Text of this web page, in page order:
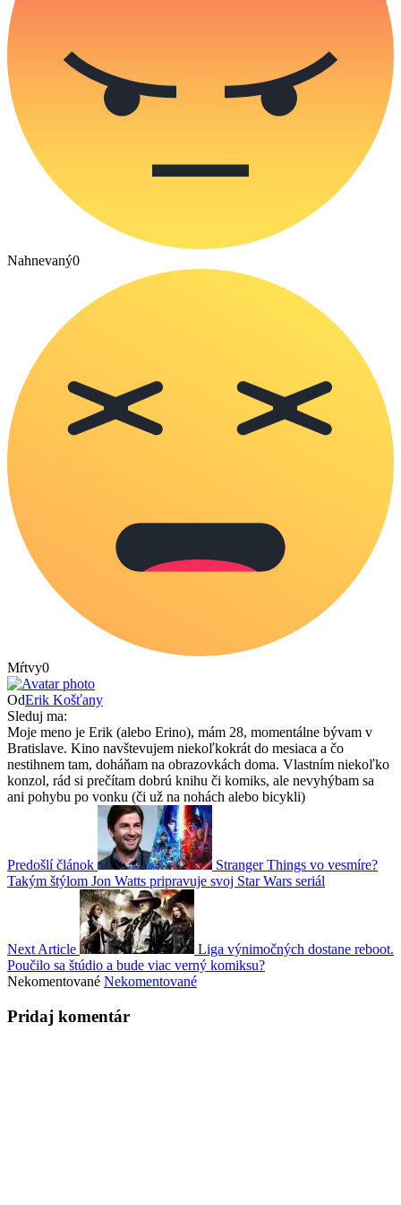
Nahnevaný0
Mŕtvy0
OdErik Košťany
Sleduj ma:
Moje meno je Erik (alebo Erino), mám 28, momentálne bývam v
Bratislave. Kino navštevujem niekoľkokrát do mesiaca a čo
nestihnem tam, doháňam na obrazovkách doma. Vlastním niekoľko
konzol, rád si prečítam dobrú knihu či komiks, ale nevyhýbam sa
ani pohybu po vonku (či už na nohách alebo bicykli)
Predošlí článok
Stranger Things vo vesmíre?
Takým štýlom Jon Watts pripravuje svoj Star Wars seriál
Next Article
Liga výnimočných dostane reboot.
Poučilo sa štúdio a bude viac verný komiksu?
Nekomentované Nekomentované
Pridaj komentár